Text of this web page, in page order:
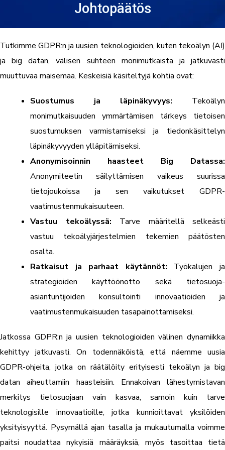
Johtopäätös
Tutkimme GDPR:n ja uusien teknologioiden, kuten tekoälyn (AI)
ja big datan, välisen suhteen monimutkaista ja jatkuvasti
muuttuvaa maisemaa. Keskeisiä käsiteltyjä kohtia ovat:
Suostumus ja läpinäkyvyys: Tekoälyn
monimutkaisuuden ymmärtämisen tärkeys tietoisen
suostumuksen varmistamiseksi ja tiedonkäsittelyn
läpinäkyvyyden ylläpitämiseksi.
Anonymisoinnin haasteet Big Datassa:
Anonymiteetin säilyttämisen vaikeus suurissa
tietojoukoissa ja sen vaikutukset GDPR-
vaatimustenmukaisuuteen.
Vastuu tekoälyssä: Tarve määritellä selkeästi
vastuu tekoälyjärjestelmien tekemien päätösten
osalta.
Ratkaisut ja parhaat käytännöt: Työkalujen ja
strategioiden käyttöönotto sekä tietosuoja-
asiantuntijoiden konsultointi innovaatioiden ja
vaatimustenmukaisuuden tasapainottamiseksi.
Jatkossa GDPR:n ja uusien teknologioiden välinen dynamiikka
kehittyy jatkuvasti. On todennäköistä, että näemme uusia
GDPR-ohjeita, jotka on räätälöity erityisesti tekoälyn ja big
datan aiheuttamiin haasteisiin. Ennakoivan lähestymistavan
merkitys tietosuojaan vain kasvaa, samoin kuin tarve
teknologisille innovaatioille, jotka kunnioittavat yksilöiden
yksityisyyttä. Pysymällä ajan tasalla ja mukautumalla voimme
paitsi noudattaa nykyisiä määräyksiä, myös tasoittaa tietä